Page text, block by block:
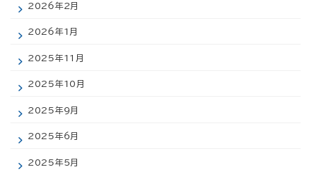
2026年2月
2026年1月
2025年11月
2025年10月
2025年9月
2025年6月
2025年5月